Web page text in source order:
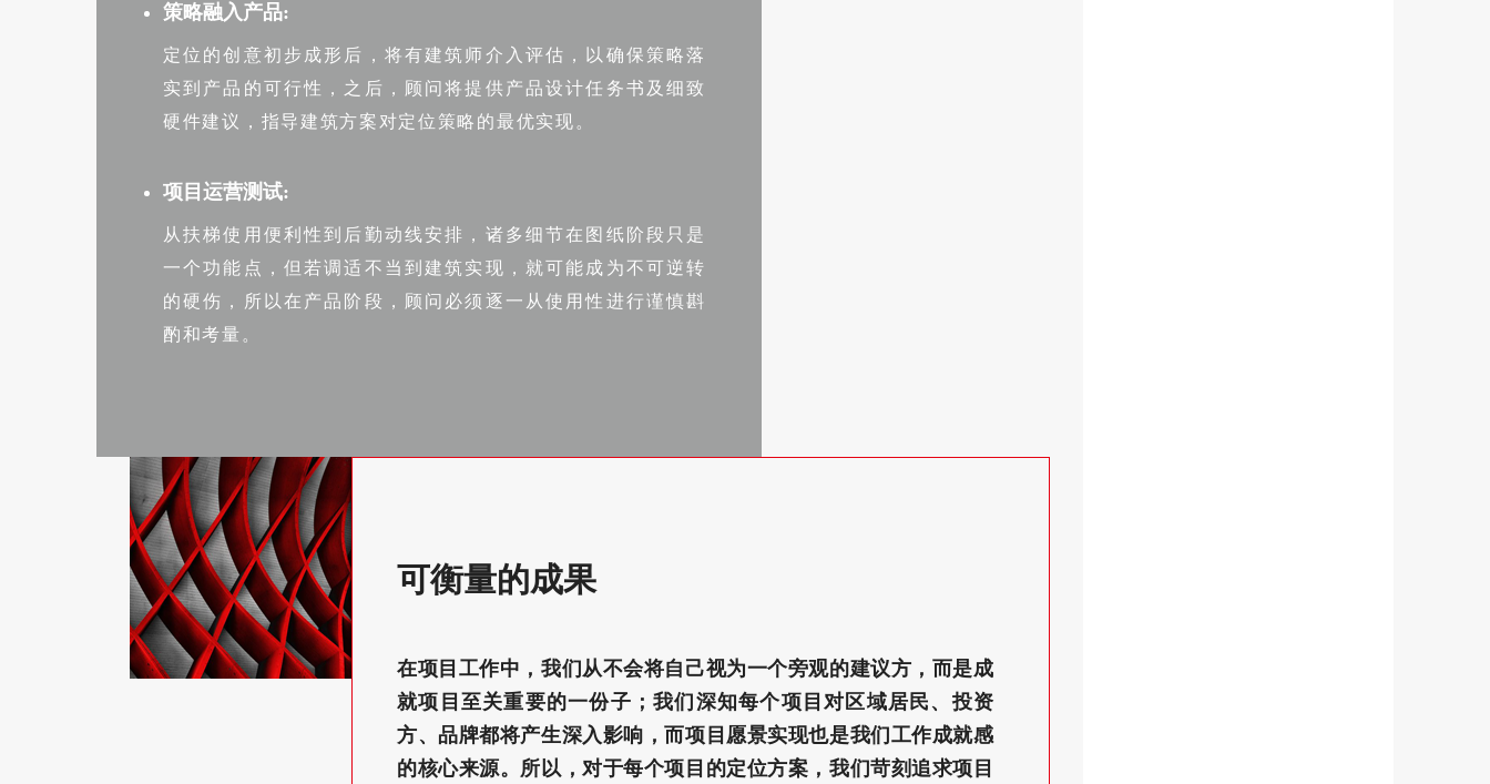
策略融入产品:
定位的创意初步成形后，将有建筑师介入评估，以确保策略落
实到产品的可行性，之后，顾问将提供产品设计任务书及细致
硬件建议，指导建筑方案对定位策略的最优实现。
项目运营测试:
从扶梯使用便利性到后勤动线安排，诸多细节在图纸阶段只是
一个功能点，但若调适不当到建筑实现，就可能成为不可逆转
的硬伤，所以在产品阶段，顾问必须逐一从使用性进行谨慎斟
酌和考量。
可衡量的成果
在项目工作中，我们从不会将自己视为一个旁观的建议方，而是成
就项目至关重要的一份子；我们深知每个项目对区域居民、投资
方、品牌都将产生深入影响，而项目愿景实现也是我们工作成就感
的核心来源。所以，对于每个项目的定位方案，我们苛刻追求项目